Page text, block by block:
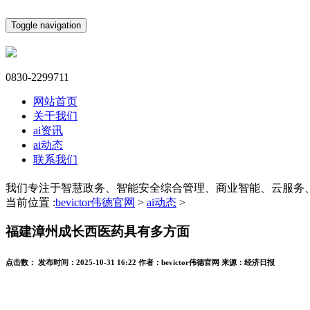
Toggle navigation
0830-2299711
网站首页
关于我们
ai资讯
ai动态
联系我们
我们专注于智慧政务、智能安全综合管理、商业智能、云服务
当前位置 :bevictor伟德官网 > ai动态 >
福建漳州成长西医药具有多方面
点击数： 发布时间： 2025-10-31 16:22 作者： bevictor伟德官网 来源： 经济日报